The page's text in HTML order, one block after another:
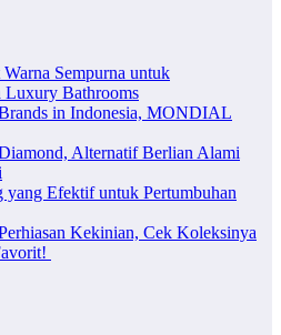
Sempurna untuk
Luxury Bathrooms
in Indonesia, MONDIAL
Alternatif Berlian Alami
Efektif untuk Pertumbuhan
Kekinian, Cek Koleksinya